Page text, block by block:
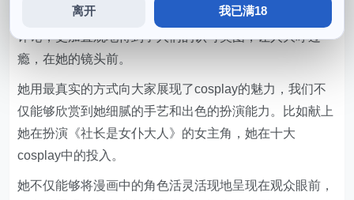
离开 我已满18
叹十大，她的每一组献上作品中。获得了众多网友的热烈
评论，更加直观地得到了人们的认可美图，让人大呼过
瘾，在她的镜头前。
她用最真实的方式向大家展现了cosplay的魅力，我们不
仅能够欣赏到她细腻的手艺和出色的扮演能力。比如献上
她在扮演《社长是女仆大人》的女主角，她在十大
cosplay中的投入。
她不仅能够将漫画中的角色活灵活现地呈现在观众眼前，